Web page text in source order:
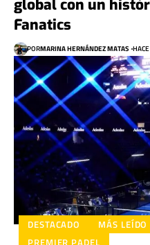
global con un
Fanatics
PORMARINA HERNÁNDEZ MATAS
DESTACADO MÁS LEÍDO
PREMIER PADEL